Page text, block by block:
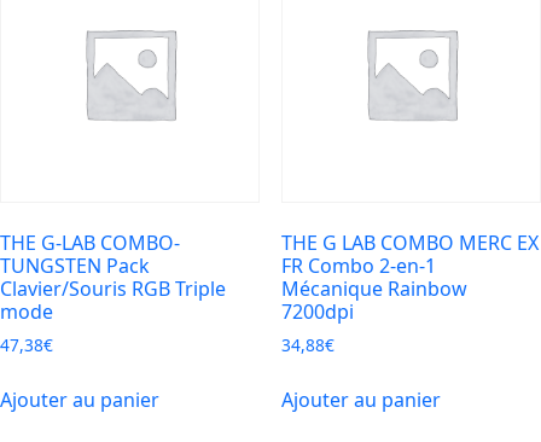
THE G-LAB COMBO-
TUNGSTEN Pack
Clavier/Souris RGB Triple
mode
47,38€
Ajouter au panier
THE G LAB COMBO MERC EX
FR Combo 2-en-1
Mécanique Rainbow
7200dpi
34,88€
Ajouter au panier